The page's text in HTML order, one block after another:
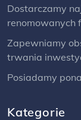
Dostarczamy
renomowanych
Zapewniamy
trwania
Posiadamy
Kategorie